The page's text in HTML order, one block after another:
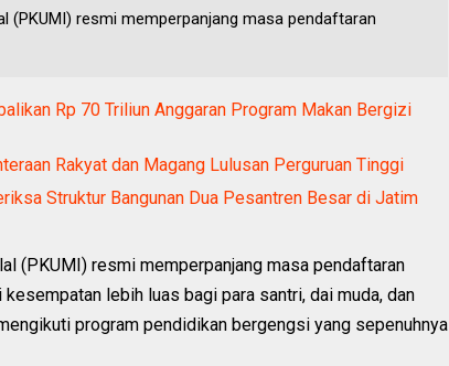
(PKUMI) resmi memperpanjang masa pendaftaran
Rp 70 Triliun Anggaran Program Makan Bergizi
Rakyat dan Magang Lulusan Perguruan Tinggi
Struktur Bangunan Dua Pesantren Besar di Jatim
(PKUMI) resmi memperpanjang masa pendaftaran
lebih luas bagi para santri, dai muda, dan
program pendidikan bergengsi yang sepenuhnya